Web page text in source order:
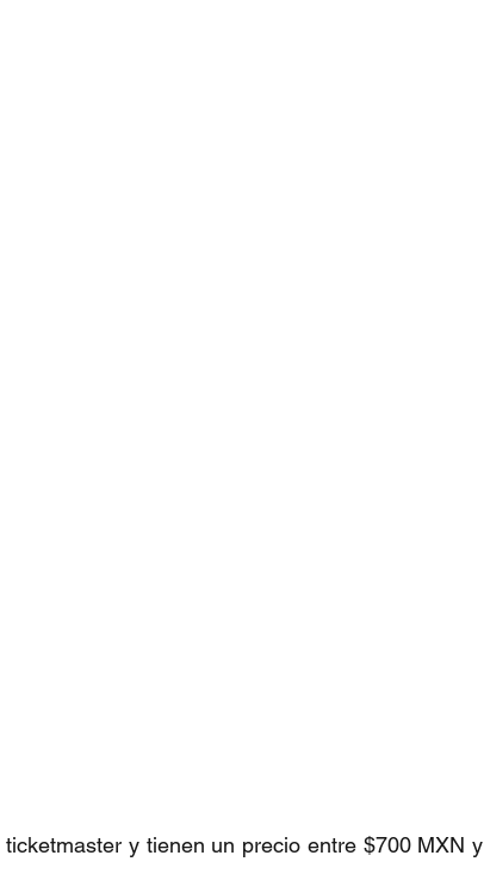
y tienen un precio entre $700 MXN y